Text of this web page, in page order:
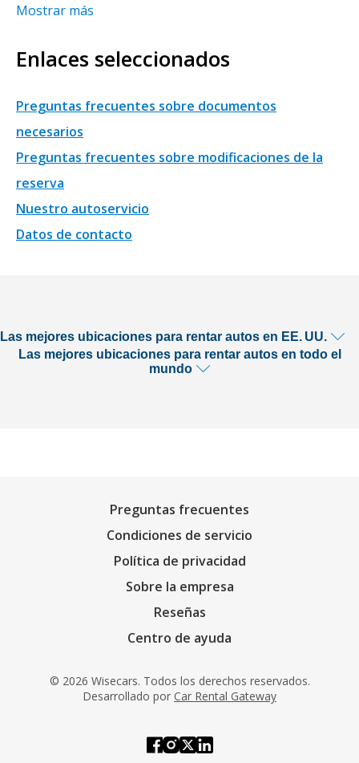
Mostrar más
Enlaces seleccionados
Preguntas frecuentes sobre documentos
necesarios
Preguntas frecuentes sobre modificaciones de la
reserva
Nuestro autoservicio
Datos de contacto
Las mejores ubicaciones para rentar autos en EE. UU.
Las mejores ubicaciones para rentar autos en todo el
mundo
Preguntas frecuentes
Condiciones de servicio
Política de privacidad
Sobre la empresa
Reseñas
Centro de ayuda
© 2026 Wisecars. Todos los derechos reservados.
Desarrollado por Car Rental Gateway